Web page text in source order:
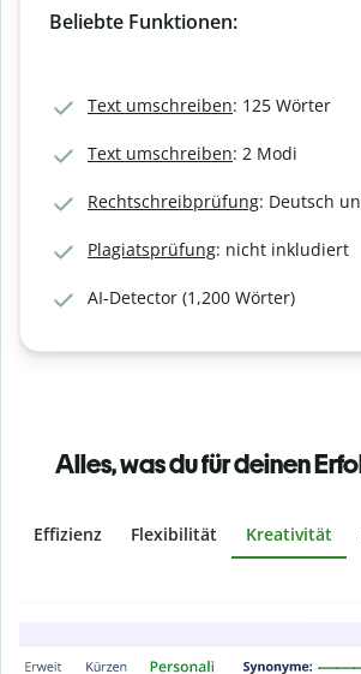
Beliebte Funktionen:
Text umschreiben: 125 Wörter
Text umschreiben: 2 Modi
Rechtschreibprüfung: Deutsch
Plagiatsprüfung: nicht inkludiert
AI-Detector (1,200 Wörter)
Alles, was du für deinen
Effizienz Flexibilität Kreativität